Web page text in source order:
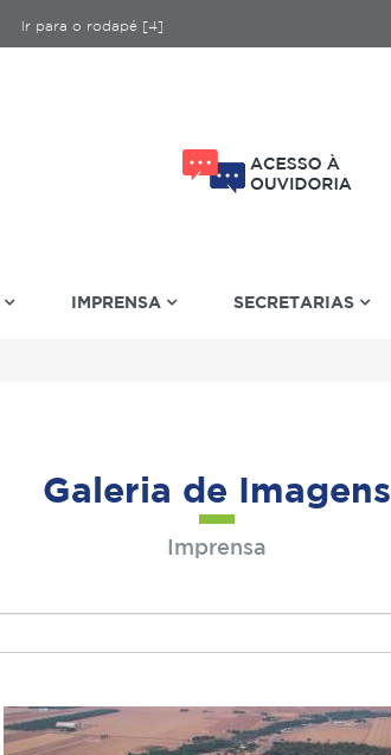
Ir para o rodapé [4]
IMPRENSA SECRETARIAS
Galeria de Imagens
Imprensa